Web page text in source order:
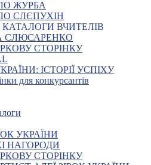
ЖУРБА
СЛЄПУХІН
КАТАЛОГИ ВЧИТЕЛІВ
СЛЮСАРЕНКО
СТОРІНКУ
ІСТОРІЇ УСПІХУ
для конкурсантів
УКРАЇНИ
НАГОРОДИ
СТОРІНКУ